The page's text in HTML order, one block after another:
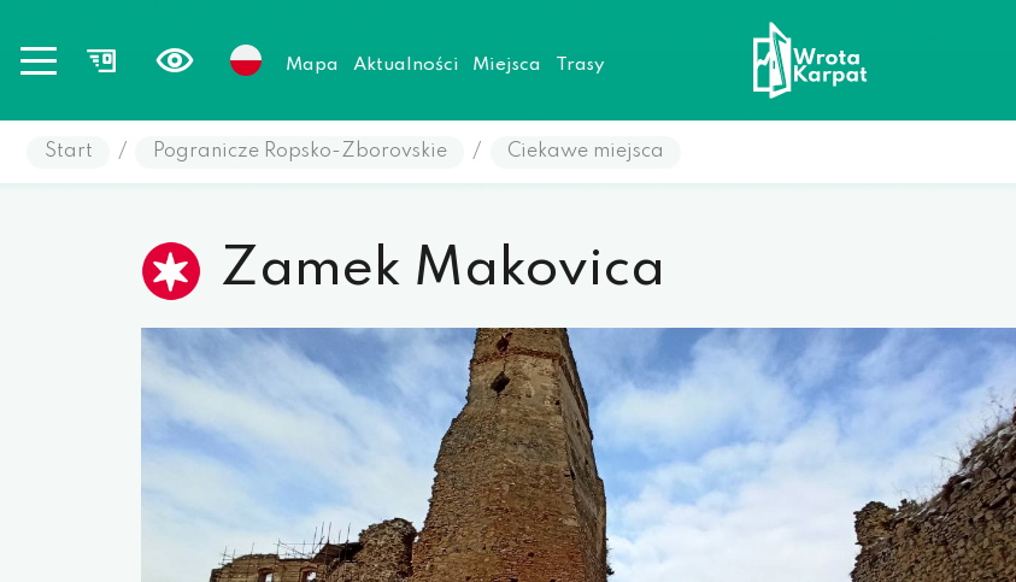
Mapa Aktualności Miejsca Trasy
Start / Pogranicze Ropsko-Zborovskie / Ciekawe miejsca
Zamek Makovica